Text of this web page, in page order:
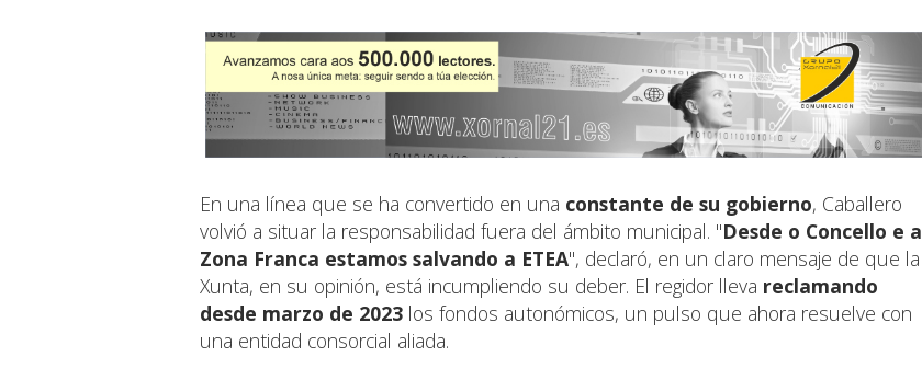
En una línea que se ha convertido en una constante de su gobierno, Caballero
volvió a situar la responsabilidad fuera del ámbito municipal. "Desde o Concello e a
Zona Franca estamos salvando a ETEA", declaró, en un claro mensaje de que la
Xunta, en su opinión, está incumpliendo su deber. El regidor lleva reclamando
desde marzo de 2023 los fondos autonómicos, un pulso que ahora resuelve con
una entidad consorcial aliada.